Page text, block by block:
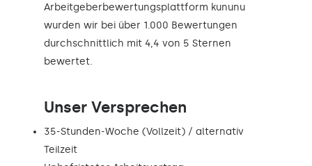
Arbeitgeberbewertungsplattform kununu
wurden wir bei über 1.000 Bewertungen
durchschnittlich mit 4,4 von 5 Sternen
bewertet.
Unser Versprechen
35-Stunden-Woche (Vollzeit) / alternativ
Teilzeit